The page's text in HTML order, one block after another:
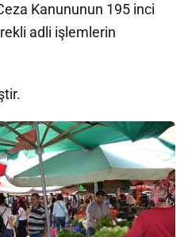
Kanununun 195 inci
adli işlemlerin